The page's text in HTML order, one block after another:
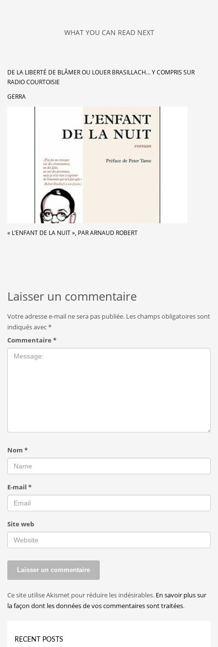
WHAT YOU CAN READ NEXT
DE LA LIBERTÉ DE BLÂMER OU LOUER BRASILLACH… Y COMPRIS SUR
RADIO COURTOISIE
GERRA
« L’ENFANT DE LA NUIT », PAR ARNAUD ROBERT
Laisser un commentaire
Votre adresse e-mail ne sera pas publiée. Les champs obligatoires sont
indiqués avec*
Commentaire *
Nom *
E-mail *
Site web
Ce site utilise Akismet pour réduire les indésirables. En savoir plus sur
la façon dont les données de vos commentaires sont traitées.
RECENT POSTS